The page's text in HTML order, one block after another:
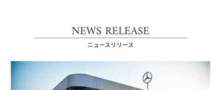
NEWS RELEASE
ニュースリリース